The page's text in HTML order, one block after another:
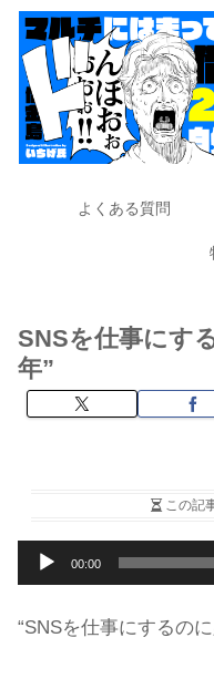
よくある質問
SNSを仕事にす
年”
この記
声
プ
00:00
“SNSを仕事にするのに